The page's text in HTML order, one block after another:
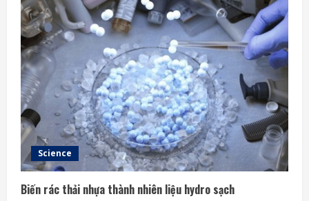
Science
Biến rác thải nhựa thành nhiên liệu hydro sạch